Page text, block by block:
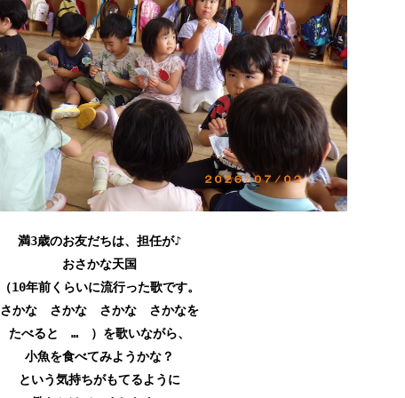
満3歳のお友だちは、担任が♪
おさかな天国
（10年前くらいに流行った歌です。
さかな さかな さかな さかなを
たべると … ）を歌いながら、
小魚を食べてみようかな？
という気持ちがもてるように